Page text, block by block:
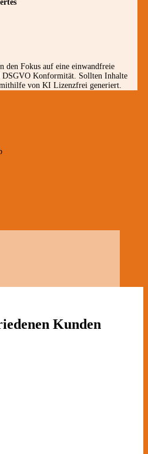
den Fokus auf eine einwandfreie
DSGVO Konformität. Sollten Inhalte
von KI Lizenzfrei generiert.
Kunden